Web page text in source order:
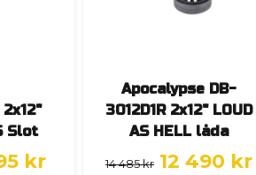
Slot
kr
Apocalypse DB-
3012D1R 2x12" LOUD
AS HELL låda
14 485 kr 12 490 kr